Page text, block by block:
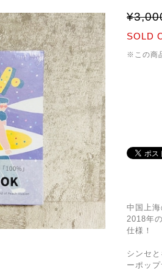
SOLD
※この商
中国上海
2018年
仕様！
シンセ
ーポップ